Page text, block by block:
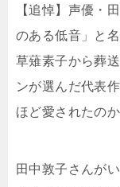
【追悼】声優・
のある低音」と
草薙素子から葬
ンが選んだ代表
ほど愛されたの
田中敦子さんが